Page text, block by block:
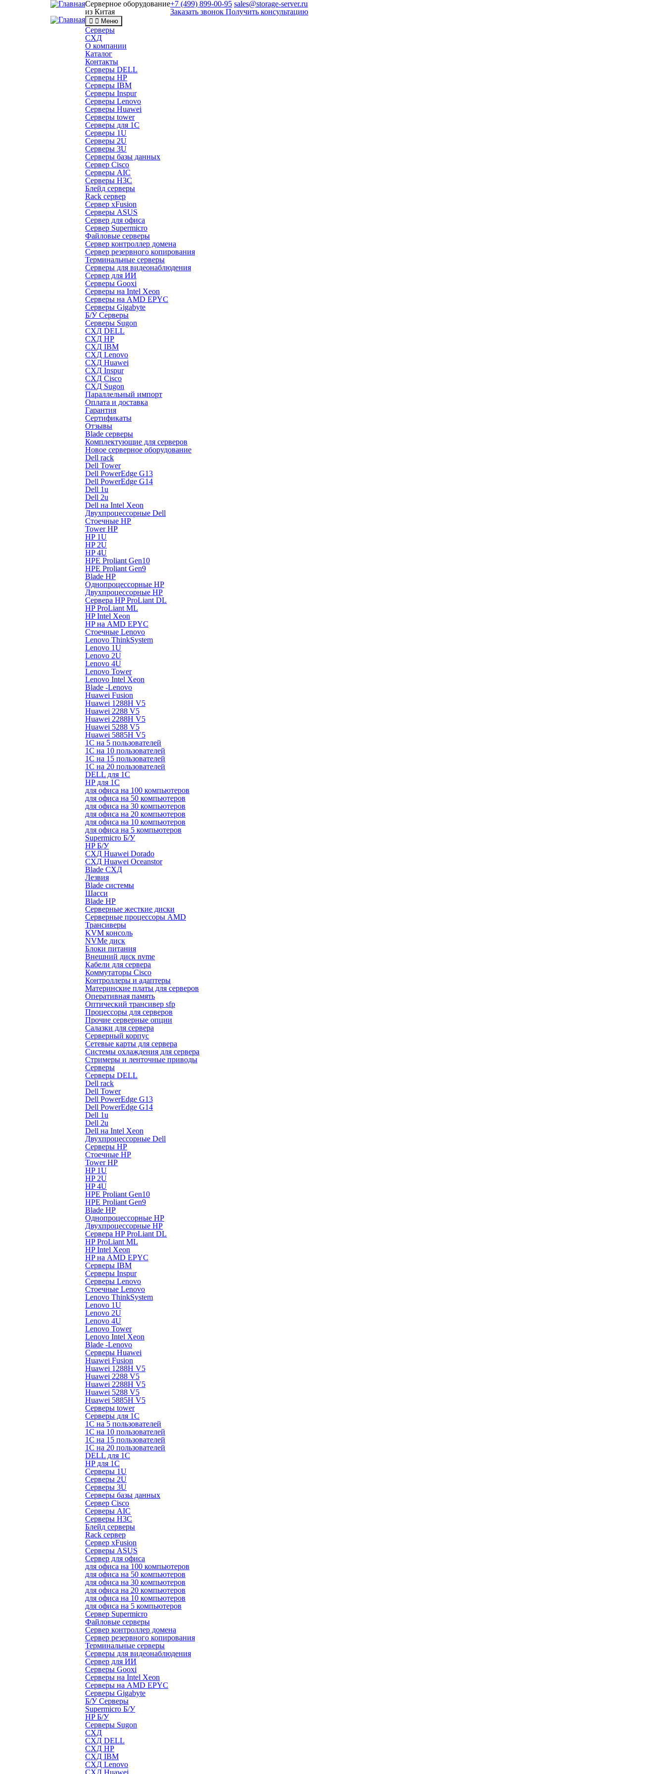
Серверное оборудование
из Китая
+7 (499) 899-00-95 sales@storage-server.ru
Заказать звонок Получить консультацию
Меню
Серверы
СХД
О компании
Каталог
Контакты
Серверы DELL
Серверы HP
Серверы IBM
Серверы Inspur
Серверы Lenovo
Серверы Huawei
Серверы tower
Серверы для 1C
Серверы 1U
Серверы 2U
Серверы 3U
Серверы базы данных
Сервер Cisco
Серверы AIC
Серверы H3C
Блейд серверы
Rack сервер
Сервер xFusion
Серверы ASUS
Сервер для офиса
Сервер Supermicro
Файловые серверы
Сервер контроллер домена
Сервер резервного копирования
Терминальные серверы
Серверы для видеонаблюдения
Сервер для ИИ
Серверы Gooxi
Серверы на Intel Xeon
Серверы на AMD EPYC
Серверы Gigabyte
Б/У Серверы
Серверы Sugon
СХД DELL
СХД HP
СХД IBM
СХД Lenovo
СХД Huawei
СХД Inspur
СХД Cisco
СХД Sugon
Параллельный импорт
Оплата и доставка
Гарантия
Сертификаты
Отзывы
Blade серверы
Комплектующие для серверов
Новое серверное оборудование
Dell rack
Dell Tower
Dell PowerEdge G13
Dell PowerEdge G14
Dell 1u
Dell 2u
Dell на Intel Xeon
Двухпроцессорные Dell
Стоечные HP
Tower HP
HP 1U
HP 2U
HP 4U
HPE Proliant Gen10
HPE Proliant Gen9
Blade HP
Однопроцессорные HP
Двухпроцессорные HP
Сервера HP ProLiant DL
HP ProLiant ML
HP Intel Xeon
HP на AMD EPYC
Стоечные Lenovo
Lenovo ThinkSystem
Lenovo 1U
Lenovo 2U
Lenovo 4U
Lenovo Tower
Lenovo Intel Xeon
Blade -Lenovo
Huawei Fusion
Huawei 1288H V5
Huawei 2288 V5
Huawei 2288H V5
Huawei 5288 V5
Huawei 5885H V5
1С на 5 пользователей
1С на 10 пользователей
1С на 15 пользователей
1С на 20 пользователей
DELL для 1С
HP для 1С
для офиса на 100 компьютеров
для офиса на 50 компьютеров
для офиса на 30 компьютеров
для офиса на 20 компьютеров
для офиса на 10 компьютеров
для офиса на 5 компьютеров
Supermicro Б/У
HP Б/У
СХД Huawei Dorado
СХД Huawei Oceanstor
Blade СХД
Лезвия
Blade системы
Шасси
Blade HP
Серверные жесткие диски
Серверные процессоры AMD
Трансиверы
KVM консоль
NVMe диск
Блоки питания
Внешний диск nvme
Кабели для сервера
Коммутаторы Cisco
Контроллеры и адаптеры
Материнские платы для серверов
Оперативная память
Оптический трансивер sfp
Процессоры для серверов
Прочие серверные опции
Салазки для сервера
Серверный корпус
Сетевые карты для сервера
Системы охлаждения для сервера
Стримеры и ленточные приводы
Серверы
Серверы DELL
Dell rack
Dell Tower
Dell PowerEdge G13
Dell PowerEdge G14
Dell 1u
Dell 2u
Dell на Intel Xeon
Двухпроцессорные Dell
Серверы HP
Стоечные HP
Tower HP
HP 1U
HP 2U
HP 4U
HPE Proliant Gen10
HPE Proliant Gen9
Blade HP
Однопроцессорные HP
Двухпроцессорные HP
Сервера HP ProLiant DL
HP ProLiant ML
HP Intel Xeon
HP на AMD EPYC
Серверы IBM
Серверы Inspur
Серверы Lenovo
Стоечные Lenovo
Lenovo ThinkSystem
Lenovo 1U
Lenovo 2U
Lenovo 4U
Lenovo Tower
Lenovo Intel Xeon
Blade -Lenovo
Серверы Huawei
Huawei Fusion
Huawei 1288H V5
Huawei 2288 V5
Huawei 2288H V5
Huawei 5288 V5
Huawei 5885H V5
Серверы tower
Серверы для 1C
1С на 5 пользователей
1С на 10 пользователей
1С на 15 пользователей
1С на 20 пользователей
DELL для 1С
HP для 1С
Серверы 1U
Серверы 2U
Серверы 3U
Серверы базы данных
Сервер Cisco
Серверы AIC
Серверы H3C
Блейд серверы
Rack сервер
Сервер xFusion
Серверы ASUS
Сервер для офиса
для офиса на 100 компьютеров
для офиса на 50 компьютеров
для офиса на 30 компьютеров
для офиса на 20 компьютеров
для офиса на 10 компьютеров
для офиса на 5 компьютеров
Сервер Supermicro
Файловые серверы
Сервер контроллер домена
Сервер резервного копирования
Терминальные серверы
Серверы для видеонаблюдения
Сервер для ИИ
Серверы Gooxi
Серверы на Intel Xeon
Серверы на AMD EPYC
Серверы Gigabyte
Б/У Серверы
Supermicro Б/У
HP Б/У
Серверы Sugon
СХД
СХД DELL
СХД HP
СХД IBM
СХД Lenovo
СХД Huawei